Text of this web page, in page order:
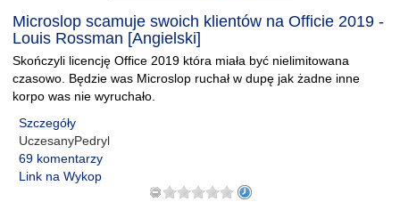
Microslop scamuje swoich klientów na Officie 2019 -
Louis Rossman [Angielski]
Skończyli licencję Office 2019 która miała być nielimitowana
czasowo. Będzie was Microslop ruchał w dupę jak żadne inne
korpo was nie wyruchało.
Szczegóły
UczesanyPedryl
69 komentarzy
Link na Wykop